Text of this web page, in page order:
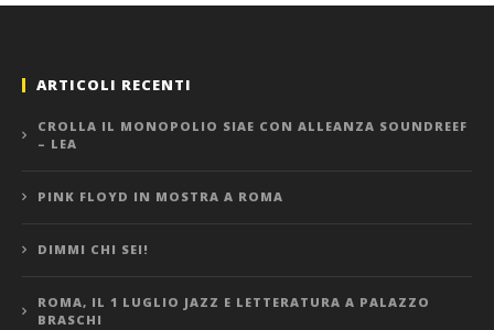
ARTICOLI RECENTI
CROLLA IL MONOPOLIO SIAE CON ALLEANZA SOUNDREEF
– LEA
PINK FLOYD IN MOSTRA A ROMA
DIMMI CHI SEI!
ROMA, IL 1 LUGLIO JAZZ E LETTERATURA A PALAZZO
BRASCHI